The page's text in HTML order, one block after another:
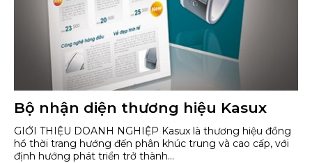
Bộ nhận diện thương hiệu Kasux
GIỚI THIỆU DOANH NGHIỆP Kasux là thương hiệu đồng
hồ thời trang hướng đến phân khúc trung và cao cấp, với
định hướng phát triển trở thành...